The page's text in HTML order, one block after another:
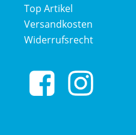
Top Artikel
Versandkosten
Widerrufsrecht